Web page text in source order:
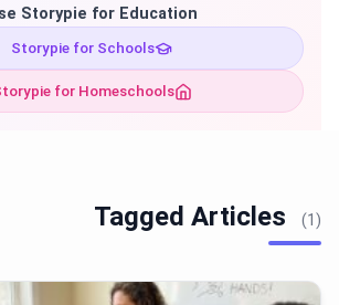
Storypie for Education
Storypie for Schools
for Homeschools
Tagged Articles (1)